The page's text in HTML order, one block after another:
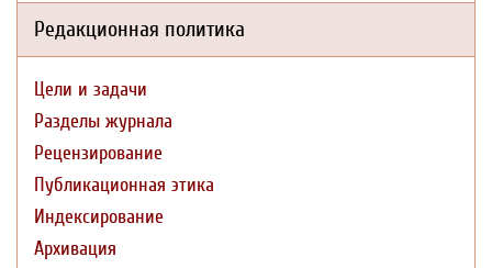
Редакционная политика
Цели и задачи
Разделы журнала
Рецензирование
Публикационная этика
Индексирование
Архивация